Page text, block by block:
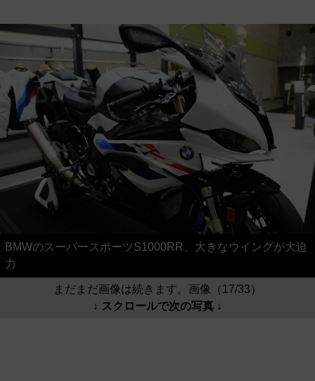
BMWのスーパースポーツS1000RR、大きなウイングが大迫
力
まだまだ画像は続きます。画像（17/33）
↓ スクロールで次の写真 ↓